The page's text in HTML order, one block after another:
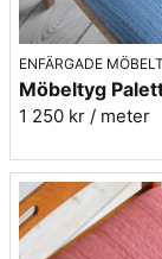
ENFÄRGADE
1 250 kr / meter
Vill du ha ett